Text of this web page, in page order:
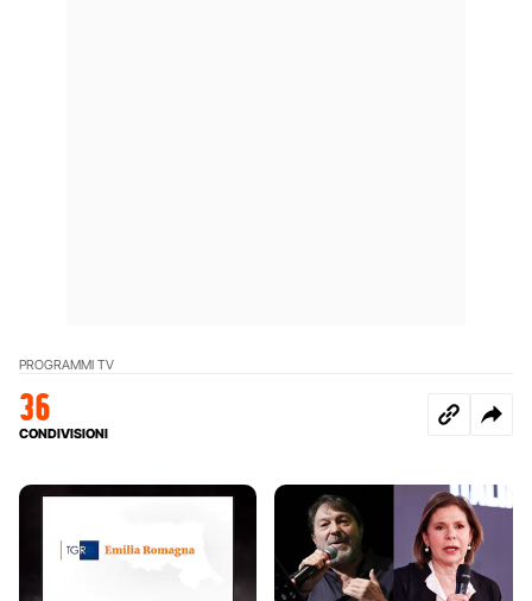
PROGRAMMI TV
36
CONDIVISIONI